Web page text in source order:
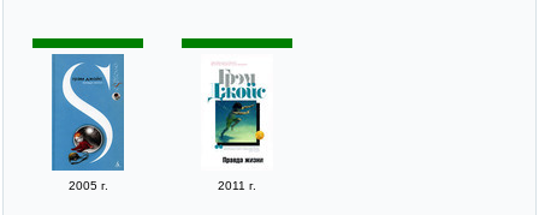
2005 г. 2011 г.